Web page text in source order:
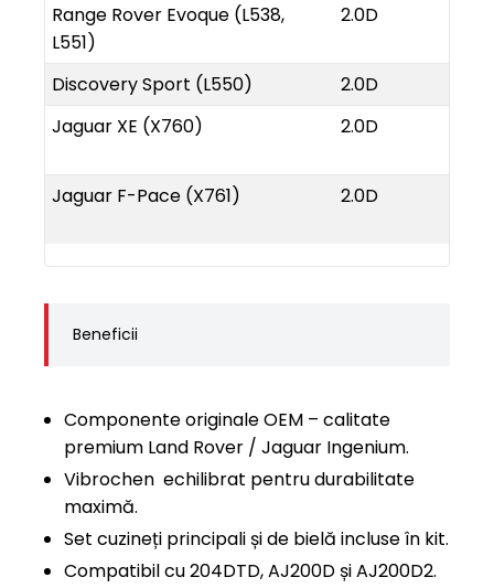
Range Rover Evoque (L538,
L551)
2.0D
Discovery Sport (L550) 2.0D
Jaguar XE (X760)
2.0D
Jaguar F-Pace (X761) 2.0D
Beneficii
Componente originale OEM – calitate
premium Land Rover / Jaguar Ingenium.
Vibrochen echilibrat pentru durabilitate
maximă.
Set cuzineți principali și de bielă incluse în kit.
Compatibil cu 204DTD, AJ200D și AJ200D2.